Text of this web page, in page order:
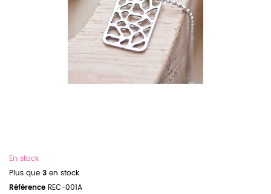
En stock
Plus que 3 en stock
Référence REC-001A